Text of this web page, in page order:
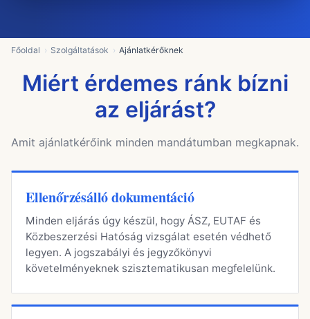
Főoldal Szolgáltatások Ajánlatkérőknek
Miért érdemes ránk bízni
az eljárást?
Amit ajánlatkérőink minden mandátumban megkapnak.
Ellenőrzésálló dokumentáció
Minden eljárás úgy készül, hogy ÁSZ, EUTAF és
Közbeszerzési Hatóság vizsgálat esetén védhető
legyen. A jogszabályi és jegyzőkönyvi
követelményeknek szisztematikusan megfelelünk.